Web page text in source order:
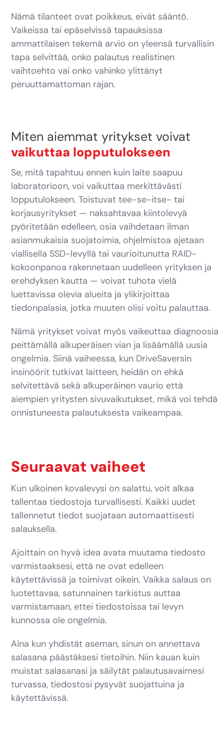
Nämä tilanteet ovat poikkeus, eivät sääntö.
Vaikeissa tai epäselvissä tapauksissa
ammattilaisen tekemä arvio on yleensä turvallisin
tapa selvittää, onko palautus realistinen
vaihtoehto vai onko vahinko ylittänyt
peruuttamattoman rajan.
Miten aiemmat yritykset voivat
vaikuttaa lopputulokseen
Se, mitä tapahtuu ennen kuin laite saapuu
laboratorioon, voi vaikuttaa merkittävästi
lopputulokseen. Toistuvat tee-se-itse- tai
korjausyritykset — naksahtavaa kiintolevyä
pyöritetään edelleen, osia vaihdetaan ilman
asianmukaisia suojatoimia, ohjelmistoa ajetaan
viallisella SSD-levyllä tai vaurioitunutta RAID-
kokoonpanoa rakennetaan uudelleen yrityksen ja
erehdyksen kautta — voivat tuhota vielä
luettavissa olevia alueita ja ylikirjoittaa
tiedonpalasia, jotka muuten olisi voitu palauttaa.
Nämä yritykset voivat myös vaikeuttaa diagnoosia
peittämällä alkuperäisen vian ja lisäämällä uusia
ongelmia. Siinä vaiheessa, kun DriveSaversin
insinöörit tutkivat laitteen, heidän on ehkä
selvitettävä sekä alkuperäinen vaurio että
aiempien yritysten sivuvaikutukset, mikä voi tehdä
onnistuneesta palautuksesta vaikeampaa.
Seuraavat vaiheet
Kun ulkoinen kovalevysi on salattu, voit alkaa
tallentaa tiedostoja turvallisesti. Kaikki uudet
tallennetut tiedot suojataan automaattisesti
salauksella.
Ajoittain on hyvä idea avata muutama tiedosto
varmistaaksesi, että ne ovat edelleen
käytettävissä ja toimivat oikein. Vaikka salaus on
luotettavaa, satunnainen tarkistus auttaa
varmistamaan, ettei tiedostoissa tai levyn
kunnossa ole ongelmia.
Aina kun yhdistät aseman, sinun on annettava
salasana päästäksesi tietoihin. Niin kauan kuin
muistat salasanasi ja säilytät palautusavaimesi
turvassa, tiedostosi pysyvät suojattuina ja
käytettävissä.